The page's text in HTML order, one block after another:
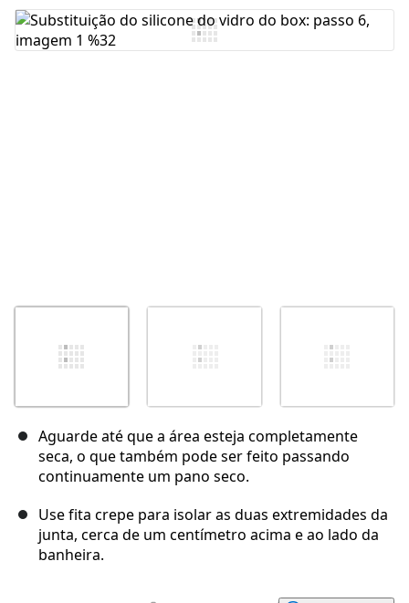
Comentar
Aguarde até que a área esteja completamente
seca, o que também pode ser feito passando
continuamente um pano seco.
Use fita crepe para isolar as duas extremidades da
junta, cerca de um centímetro acima e ao lado da
banheira.